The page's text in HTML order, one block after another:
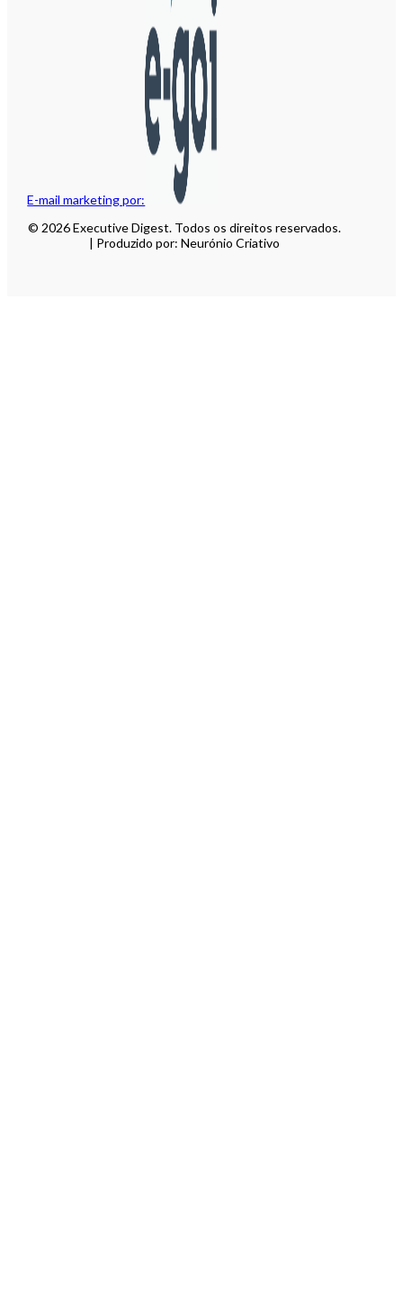
E-mail marketing por:
© 2026 Executive Digest. Todos os direitos reservados.
| Produzido por: Neurónio Criativo